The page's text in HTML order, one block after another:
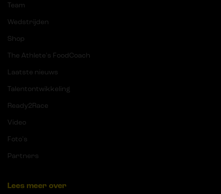
Team
Wedstrijden
Shop
The Athlete's FoodCoach
Laatste nieuws
Talentontwikkeling
Ready2Race
Video
Foto's
Partners
Lees meer over